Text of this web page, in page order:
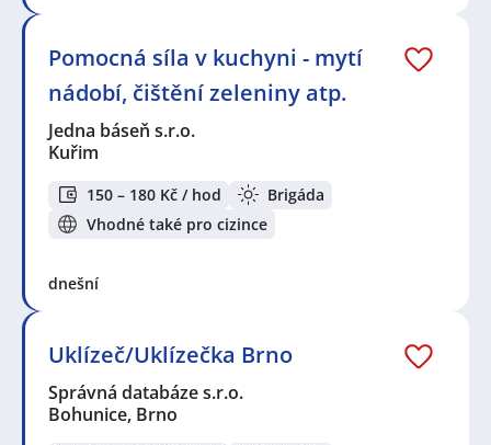
Pomocná síla v kuchyni - mytí
nádobí, čištění zeleniny atp.
Jedna báseň s.r.o.
Kuřim
150 – 180 Kč / hod
Brigáda
Vhodné také pro cizince
dnešní
Uklízeč/Uklízečka Brno
Správná databáze s.r.o.
Bohunice, Brno